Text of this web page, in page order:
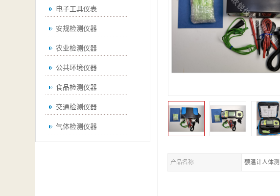
电子工具仪表
安规检测仪器
农业检测仪器
公共环境仪器
食品检测仪器
交通检测仪器
气体检测仪器
产品名称 额温计人体